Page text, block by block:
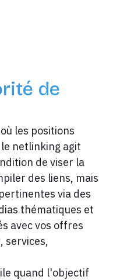
de
les positions
netlinking agit
de viser la
des liens, mais
via des
thématiques et
avec vos offres
services,
quand l'objectif